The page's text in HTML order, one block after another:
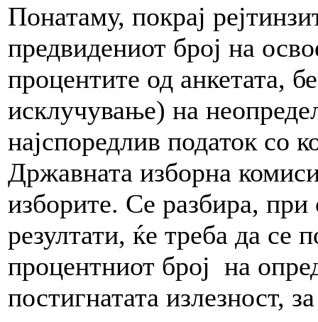
Понатаму, покрај
предвидениот број на
процентите од анкетата,
исклучување) на
најспоредлив податок со
Државната изборна
изборите. Се разбира,
резултати, ќе треба да се
процентниот број на
постигнатата излезност,